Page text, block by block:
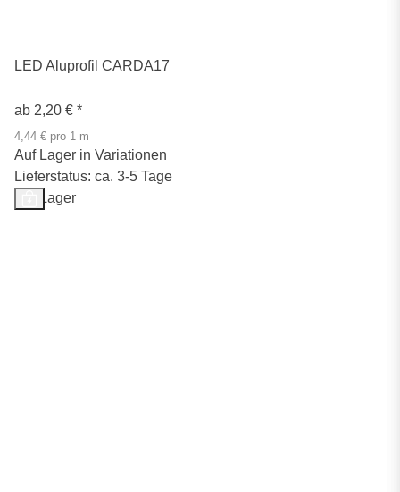
LED Aluprofil CARDA17
ab 2,20 € *
4,44 € pro 1 m
Auf Lager in Variationen
Lieferstatus: ca. 3-5 Tage
Auf Lager